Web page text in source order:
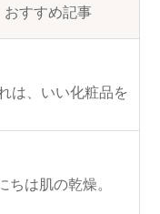
おすすめ記事
は、いい化粧品を
は肌の乾燥。